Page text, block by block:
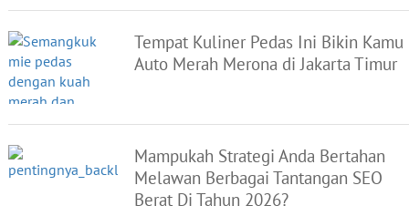
Tempat Kuliner Pedas Ini Bikin Kamu
Auto Merah Merona di Jakarta Timur
Mampukah Strategi Anda Bertahan
Melawan Berbagai Tantangan SEO
Berat Di Tahun 2026?